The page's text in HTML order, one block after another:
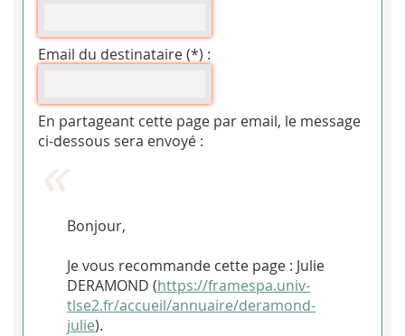
Email du destinataire (*) :
En partageant cette page par email, le message
ci-dessous sera envoyé :
Bonjour,
Je vous recommande cette page : Julie
DERAMOND (https://framespa.univ-
tlse2.fr/accueil/annuaire/deramond-
julie).